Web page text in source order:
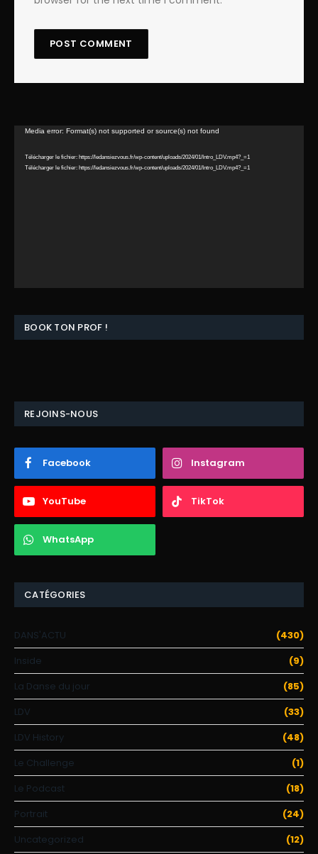
Lecteur
Media error: Format(s) not supported or source(s) not found
Télécharger le fichier: https://ledansiezvous.fr/wp-content/uploads/2024/01/Intro_LDV.mp4?_=1
Télécharger le fichier: https://ledansiezvous.fr/wp-content/uploads/2024/01/Intro_LDV.mp4?_=1
BOOK TON PROF !
REJOINS-NOUS
Facebook Instagram
YouTube TikTok
WhatsApp
CATÉGORIES
DANS'ACTU
(430)
Inside
(9)
La Danse du jour
(85)
LDV
(33)
LDV History
(48)
Le Challenge
(1)
Le Podcast
(18)
Portrait
(24)
Uncategorized
(12)